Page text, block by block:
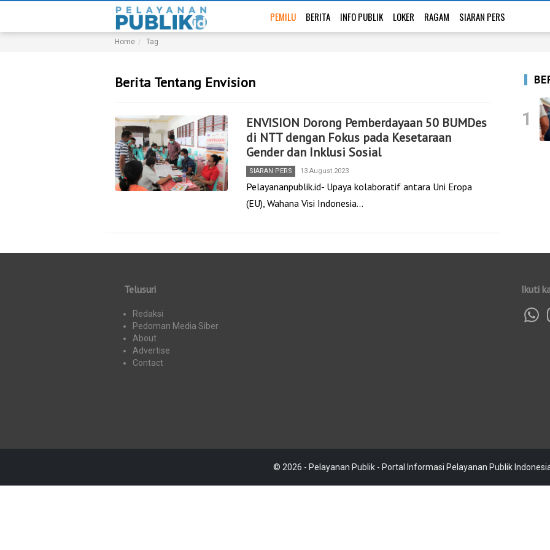
PEMILU BERITA INFO PUBLIK LOKER RAGAM SIARAN PERS
Home Tag
Berita Tentang Envision
ENVISION Dorong Pemberdayaan 50 BUMDes
di NTT dengan Fokus pada Kesetaraan
Gender dan Inklusi Sosial
SIARAN PERS 13 August 2023
Pelayananpublik.id- Upaya kolaboratif antara Uni Eropa
(EU), Wahana Visi Indonesia…
1
Telusuri
Redaksi
Pedoman Media Siber
About
Advertise
Contact
Ikuti
© 2026 - Pelayanan Publik - Portal Informasi Pelayanan Publik